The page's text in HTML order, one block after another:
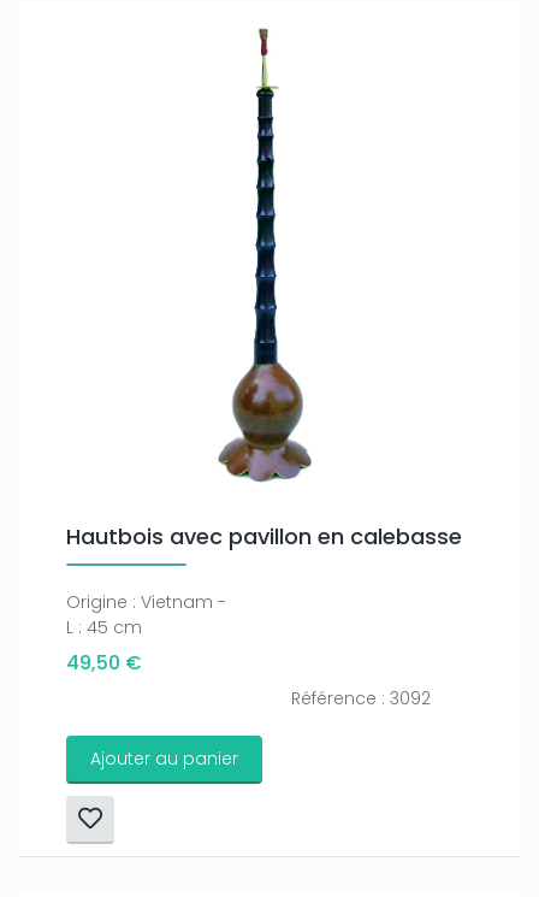
Hautbois avec pavillon en calebasse
Origine : Vietnam -
L : 45 cm
49,50 €
Référence : 3092
Ajouter au panier